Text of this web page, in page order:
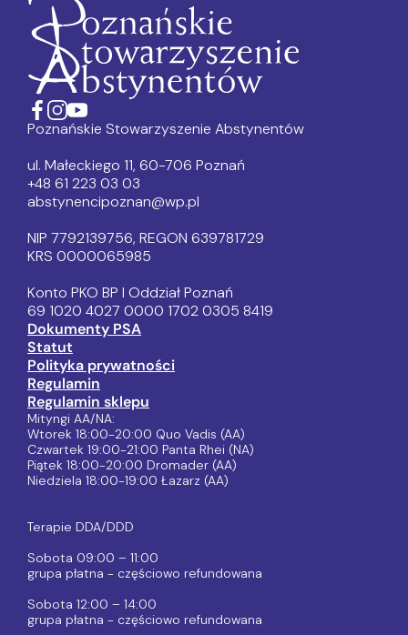
Poznańskie Stowarzyszenie Abstynentów
ul. Małeckiego 11, 60-706 Poznań
+48 61 223 03 03
abstynencipoznan@wp.pl
NIP 7792139756, REGON 639781729
KRS 0000065985
Konto PKO BP I Oddział Poznań
69 1020 4027 0000 1702 0305 8419
Dokumenty PSA
Statut
Polityka prywatności
Regulamin
Regulamin sklepu
Mityngi AA/NA:
Wtorek 18:00-20:00 Quo Vadis (AA)
Czwartek 19:00-21:00 Panta Rhei (NA)
Piątek 18:00-20:00 Dromader (AA)
Niedziela 18:00-19:00 Łazarz (AA)
Terapie DDA/DDD
Sobota 09:00 – 11:00
grupa płatna - częściowo refundowana
Sobota 12:00 – 14:00
grupa płatna - częściowo refundowana